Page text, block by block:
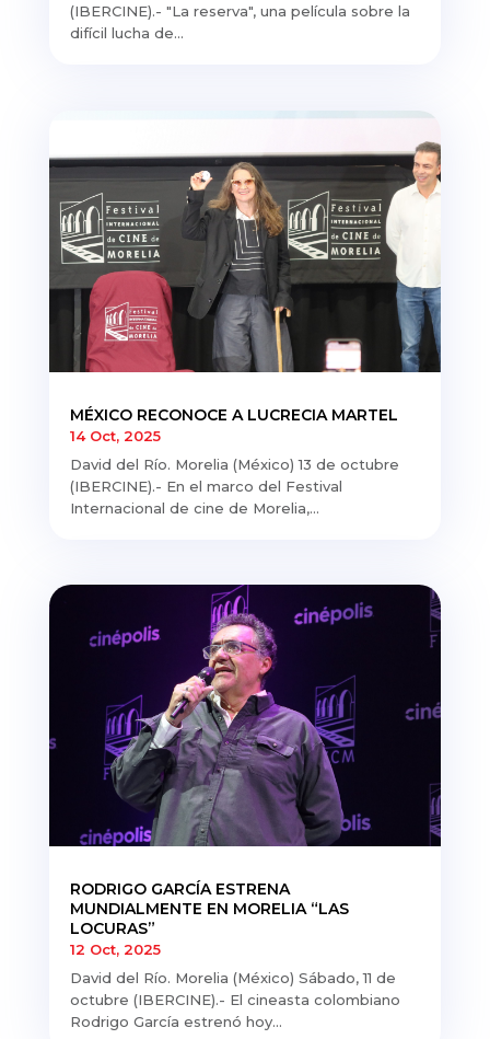
(IBERCINE).- "La reserva", una película sobre la
difícil lucha de...
MÉXICO RECONOCE A LUCRECIA MARTEL
14 Oct, 2025
David del Río. Morelia (México) 13 de octubre
(IBERCINE).- En el marco del Festival
Internacional de cine de Morelia,...
RODRIGO GARCÍA ESTRENA
MUNDIALMENTE EN MORELIA “LAS
LOCURAS”
12 Oct, 2025
David del Río. Morelia (México) Sábado, 11 de
octubre (IBERCINE).- El cineasta colombiano
Rodrigo García estrenó hoy...